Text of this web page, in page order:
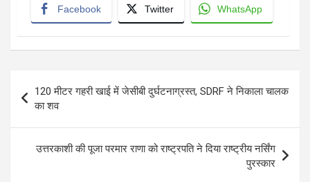
Facebook Twitter WhatsApp
navigation
120 मीटर गहरी खाई में जेसीबी दुर्घटनाग्रस्त, SDRF ने निकाला चालक
का शव
उत्तरकाशी की पूजा परमार राणा को राष्ट्रपति ने दिया राष्ट्रीय नर्सिंग
पुरस्कार